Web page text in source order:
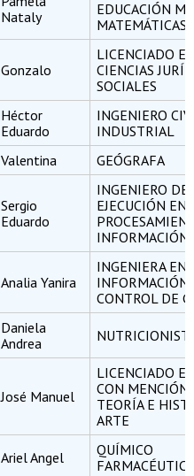
Nataly
EDUCACIÓN
MATEMÁTICAS
Gonzalo
LICENCIADO
CIENCIAS
SOCIALES
Héctor
Eduardo
INGENIERO
INDUSTRIAL
Valentina GEÓGRAFA
Sergio
Eduardo
INGENIERO DE
EJECUCIÓN EN
INFORMACIÓN
Analia Yanira
INGENIERA EN
INFORMACIÓN
CONTROL DE
Daniela
Andrea
José Manuel
LICENCIADO
CON MENCIÓN
TEORÍA E
ARTE
Ariel Angel
QUÍMICO